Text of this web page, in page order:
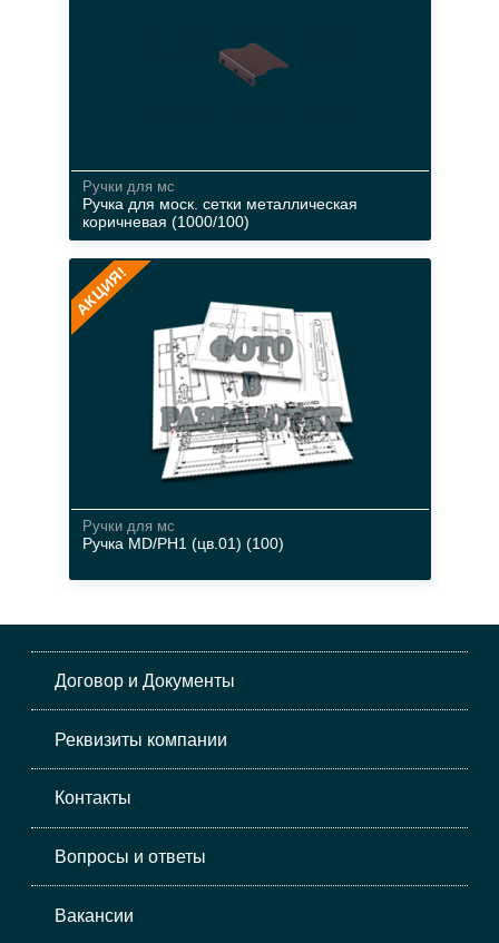
Ручки для мс
Ручка для моск. сетки металлическая
коричневая (1000/100)
Ручки для мс
Ручка MD/PH1 (цв.01) (100)
АКЦИЯ!
Договор и Документы
Реквизиты компании
Контакты
Вопросы и ответы
Вакансии